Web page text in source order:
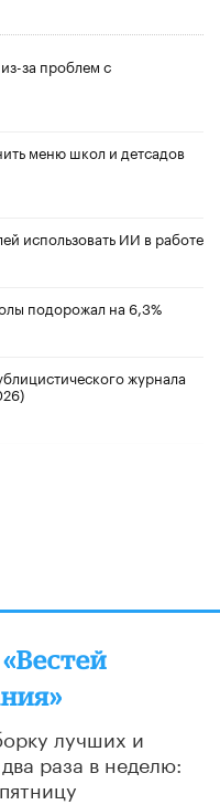
за проблем с
меню школ и детсадов
использовать ИИ в работе
подорожал на 6,3%
журнала
лучших и
два раза в неделю: